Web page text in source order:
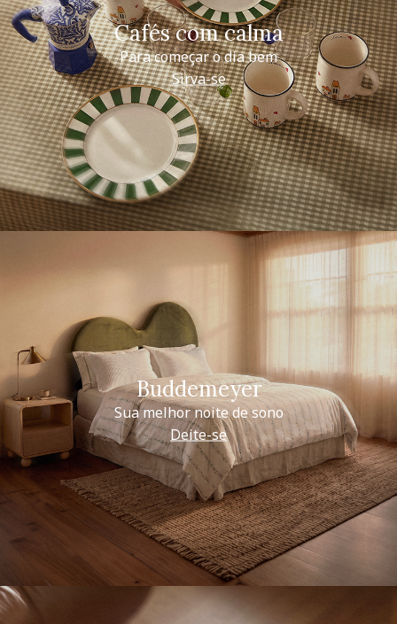
Cafés com calma
Para começar o dia bem
Sirva-se
Buddemeyer
Sua melhor noite de sono
Deite-se